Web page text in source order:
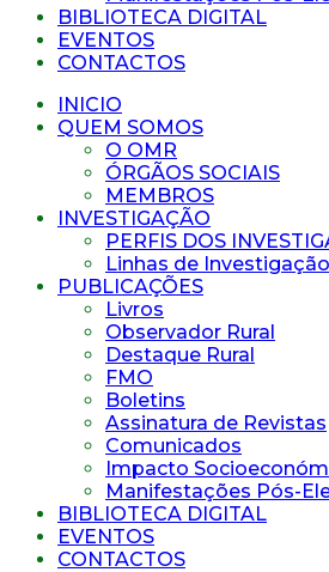
BIBLIOTECA DIGITAL
EVENTOS
CONTACTOS
INICIO
QUEM SOMOS
O OMR
ÓRGÃOS SOCIAIS
MEMBROS
INVESTIGAÇÃO
PERFIS DOS
Linhas de Investigação
PUBLICAÇÕES
Livros
Observador Rural
Destaque Rural
FMO
Boletins
Assinatura de Revistas
Comunicados
Impacto
Manifestações Pós-
BIBLIOTECA DIGITAL
EVENTOS
CONTACTOS